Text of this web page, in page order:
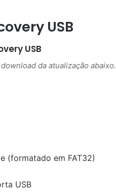
USB
USB
da atualização abaixo.
(formatado em FAT32)
USB